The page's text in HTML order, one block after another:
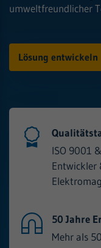
umweltfreundlicher
Lösung entwickeln
ISO 9001
Entwickler
50 Jahre
Mehr als